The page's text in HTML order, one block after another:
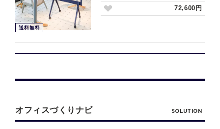
送料無料
72,600円
オフィスづくりナビ SOLUTION